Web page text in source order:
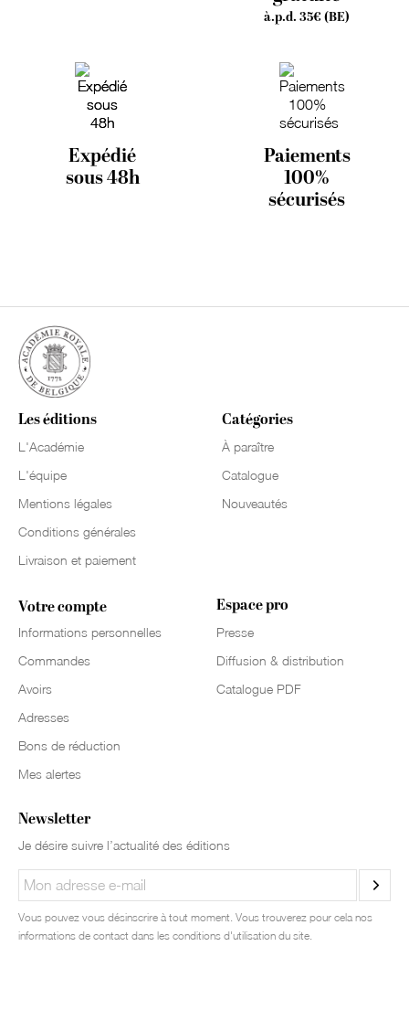
à.p.d. 35€ (BE)
Expédié
sous 48h
Paiements
100%
sécurisés
Les éditions
L'Académie
L'équipe
Mentions légales
Conditions générales
Livraison et paiement
Catégories
À paraître
Catalogue
Nouveautés
Votre compte
Informations personnelles
Commandes
Avoirs
Adresses
Bons de réduction
Mes alertes
Espace pro
Presse
Diffusion & distribution
Catalogue PDF
Newsletter
Je désire suivre l’actualité des éditions
Vous pouvez vous désinscrire à tout moment. Vous trouverez pour cela nos
informations de contact dans les conditions d'utilisation du site.